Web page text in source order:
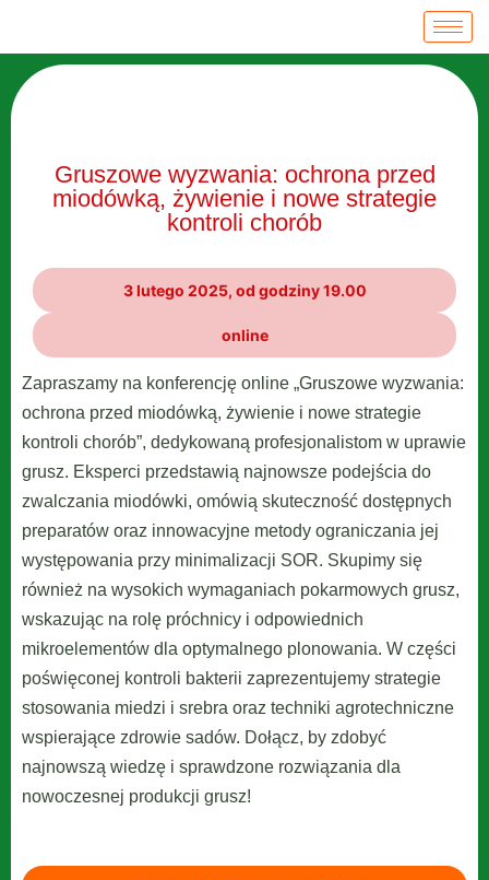
Gruszowe wyzwania: ochrona przed
miodówką, żywienie i nowe strategie
kontroli chorób
3 lutego 2025, od godziny 19.00
online
Zapraszamy na konferencję online „Gruszowe wyzwania:
ochrona przed miodówką, żywienie i nowe strategie
kontroli chorób”, dedykowaną profesjonalistom w uprawie
grusz. Eksperci przedstawią najnowsze podejścia do
zwalczania miodówki, omówią skuteczność dostępnych
preparatów oraz innowacyjne metody ograniczania jej
występowania przy minimalizacji SOR. Skupimy się
również na wysokich wymaganiach pokarmowych grusz,
wskazując na rolę próchnicy i odpowiednich
mikroelementów dla optymalnego plonowania. W części
poświęconej kontroli bakterii zaprezentujemy strategie
stosowania miedzi i srebra oraz techniki agrotechniczne
wspierające zdrowie sadów. Dołącz, by zdobyć
najnowszą wiedzę i sprawdzone rozwiązania dla
nowoczesnej produkcji grusz!